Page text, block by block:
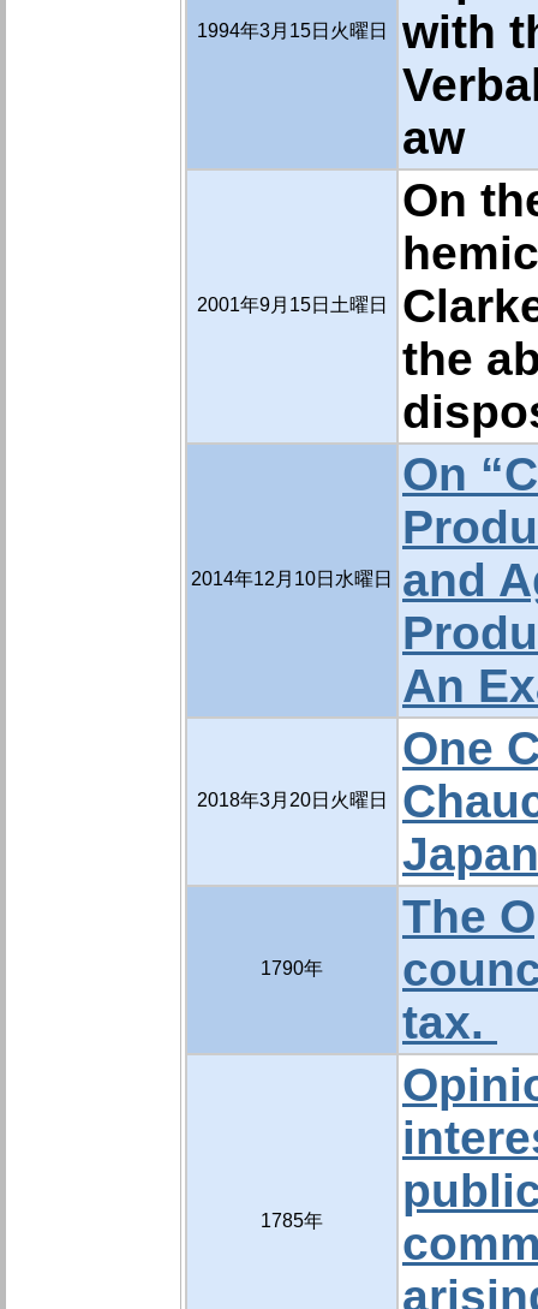
1994年3月15日火曜日
with
aw
2001年9月15日土曜日
On
the
2014年12月10日水曜日
On
and
An
2018年3月20日火曜日
One
Japan
1790年
The
tax.
1785年